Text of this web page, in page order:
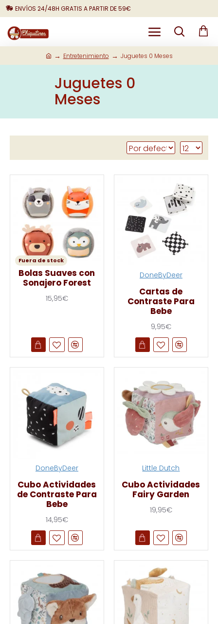
ENVÍOS 24/48H GRATIS A PARTIR DE 59€
Entretenimiento Juguetes 0 Meses
Juguetes 0
Meses
Fuera de stock
Bolas Suaves con
Sonajero Forest
15,95€
DoneByDeer
Cartas de
Contraste Para
Bebe
9,95€
DoneByDeer
Cubo Actividades
de Contraste Para
Bebe
14,95€
Little Dutch
Cubo Actividades
Fairy Garden
19,95€